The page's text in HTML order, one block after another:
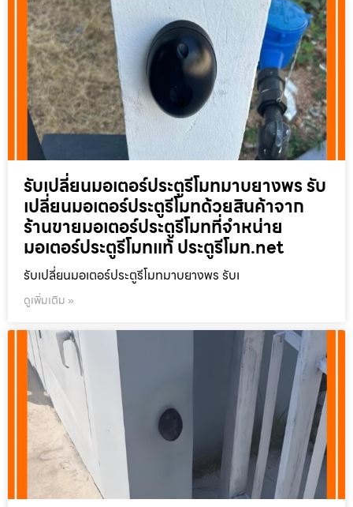
รับเปลี่ยนมอเตอร์ประตูรีโมทมาบยางพร รับ
เปลี่ยนมอเตอร์ประตูรีโมทด้วยสินค้าจาก
ร้านขายมอเตอร์ประตูรีโมทที่จำหน่าย
มอเตอร์ประตูรีโมทแท้ ประตูรีโมท.net
รับเปลี่ยนมอเตอร์ประตูรีโมทมาบยางพร รับเ
ดูเพิ่มเติม »